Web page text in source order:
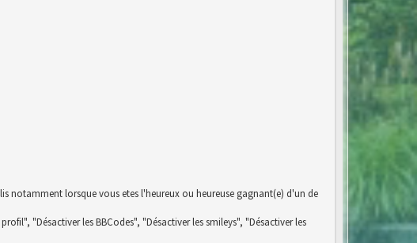
notamment lorsque vous etes l'heureux ou heureuse gagnant(e) d'un de
"Désactiver les BBCodes", "Désactiver les smileys", "Désactiver les